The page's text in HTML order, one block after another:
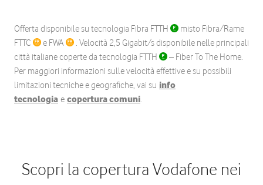
Offerta disponibile su tecnologia Fibra FTTH
misto Fibra/Rame
FTTC
e FWA
. Velocità 2,5 Gigabit/s disponibile nelle principali
città italiane coperte da tecnologia FTTH
– Fiber To The Home.
Per maggiori informazioni sulle velocità effettive e su possibili
limitazioni tecniche e geografiche, vai su info
tecnologia e copertura comuni.
Scopri la copertura Vodafone nei